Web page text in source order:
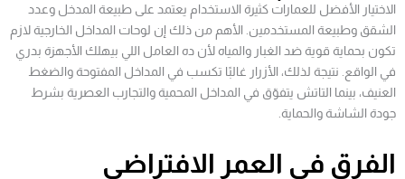
الاختيار الأفضل للعمارات كثيرة الاستخدام يعتمد على طبيعة المدخل وعدد
الشقق وطبيعة المستخدمين. الأهم من ذلك إن لوحات المداخل الخارجية لازم
تكون بحماية قوية ضد الغبار والمياه لأن ده العامل اللي بيهلك الأجهزة بدري
في الواقع. نتيجة لذلك، الأزرار غالبًا تكسب في المداخل المفتوحة والضغط
العنيف، بينما التاتش يتفوّق في المداخل المحمية والتجارب العصرية بشرط
جودة الشاشة والحماية.
الفرق في العمر الافتراضي